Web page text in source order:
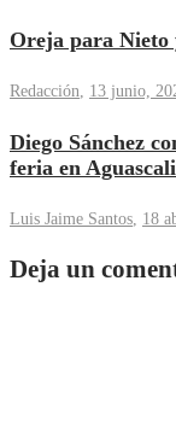
Oreja para Nieto
Redacción, 13 junio,
Diego Sánchez
feria en
Luis Jaime Santos, 18
Deja un